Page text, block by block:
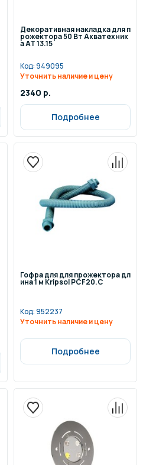
Декоративная накладка для п
рожектора 50 Вт Акватехник
а АТ 13.15
Код:949095
Уточнить наличие и цену
2340 р.
Подробнее
Гофра для для прожектора дл
ина 1 м Kripsol PCF20.C
Код:952237
Уточнить наличие и цену
Подробнее